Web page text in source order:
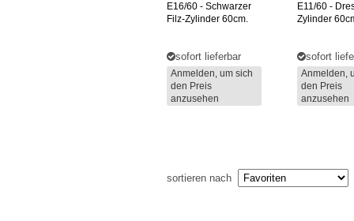
E16/60 - Schwarzer
Filz-Zylinder 60cm.
sofort lieferbar
Anmelden, um sich
den Preis
anzusehen
E11/60 -
Zylinder
sofort
Anmelden,
den Preis
anzusehen
sortieren nach